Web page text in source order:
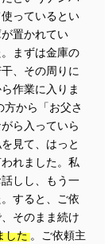
っているとい
置かれてい
まずは金庫の
、その周りに
作業に入りま
から「お父さ
ら入っていら
見て、はっと
れました。私
しし、もう一
すると、ご依
そのまま続け
した。ご依頼主